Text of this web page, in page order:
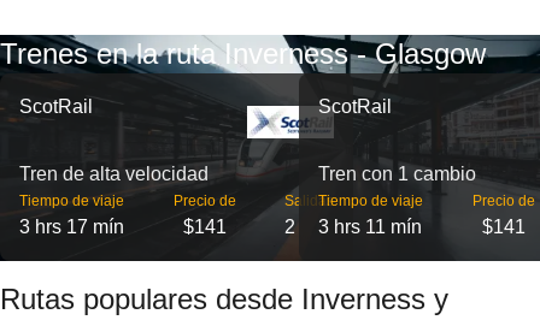
Trenes en la ruta Inverness - Glasgow
ScotRail
Tren de alta velocidad
Tiempo de viaje
3 hrs 17 mín
Precio de
$141
Salidas
2
ScotRail
Tren con 1 cambio
Tiempo de viaje
3 hrs 11 mín
Precio de
$141
Rutas populares desde Inverness y